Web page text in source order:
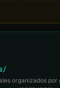
organizados por